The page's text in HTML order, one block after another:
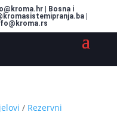
| Bosna i
|
/ Rezervni